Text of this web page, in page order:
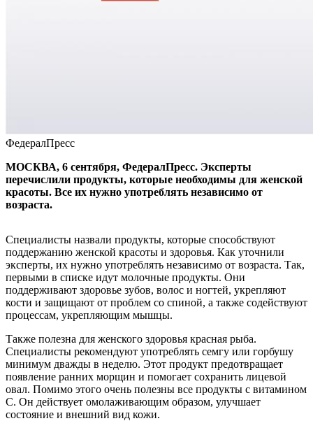
ФедералПресс
МОСКВА, 6 сентября, ФедералПресс. Эксперты
перечислили продукты, которые необходимы для женской
красоты. Все их нужно употреблять независимо от
возраста.
Специалисты назвали продукты, которые способствуют
поддержанию женской красоты и здоровья. Как уточнили
эксперты, их нужно употреблять независимо от возраста. Так,
первыми в списке идут молочные продукты. Они
поддерживают здоровье зубов, волос и ногтей, укрепляют
кости и защищают от проблем со спиной, а также содействуют
процессам, укрепляющим мышцы.
Также полезна для женского здоровья красная рыба.
Специалисты рекомендуют употреблять семгу или горбушу
минимум дважды в неделю. Этот продукт предотвращает
появление ранних морщин и помогает сохранить лицевой
овал. Помимо этого очень полезны все продукты с витамином
С. Он действует омолаживающим образом, улучшает
состояние и внешний вид кожи.